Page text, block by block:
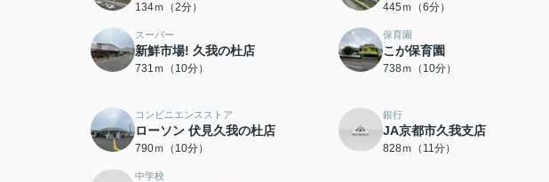
134ｍ（2分） 445ｍ（6分）
スーパー
新鮮市場! 久我の杜店
731ｍ（10分）
保育園
こが保育園
738ｍ（10分）
コンビニエンスストア
ローソン 伏見久我の杜店
790ｍ（10分）
銀行
JA京都市久我支店
828ｍ（11分）
中学校